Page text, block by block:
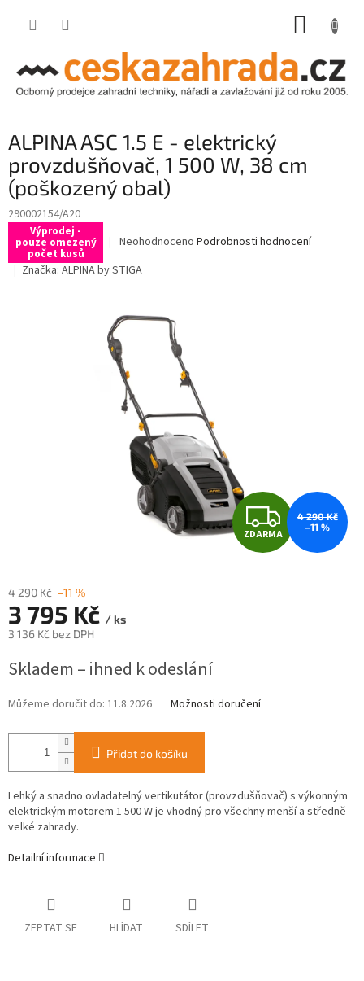
ALPINA ASC 1.5 E - elektrický
provzdušňovač, 1 500 W, 38 cm
(poškozený obal)
290002154/A20
Výprodej -
pouze omezený
počet kusů
Průměrné
produktu
z
hvězdiček.
Neohodnoceno Podrobnosti hodnocení
Značka: ALPINA by STIGA
Z
D
ZDARMA
4 290 Kč
–11 %
4 290 Kč –11 %
3 795 Kč / ks
3 136 Kč bez DPH
cena:
Skladem – ihned k odeslání
Můžeme doručit do: 11.8.2026 Možnosti doručení
Přidat do košíku
Lehký a snadno ovladatelný vertikutátor (provzdušňovač) s výkonným
elektrickým motorem 1 500 W je vhodný pro všechny menší a středně
velké zahrady.
Detailní informace
ZEPTAT SE HLÍDAT SDÍLET